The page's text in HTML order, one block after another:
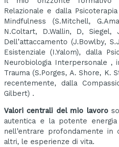
Relazionale e dalla
Mindfulness (S.Mitchell,
N.Coltart, D.Wallin, D, Siegel,
Dell’attaccamento (J.Bowlby,
Esistenziale (I.Yalom), dalla
Neurobiologia Interpersonale ,
Trauma (S.Porges, A. Shore, K.
recentemente, dalla
Gilbert) .
Valori centrali del mio lavoro
autentica e la potente
nell’entrare profondamente
altri, le esperienze di vita.